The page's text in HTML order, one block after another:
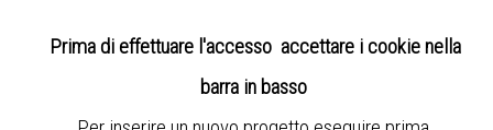
Prima di effettuare l'accesso accettare i cookie nella
barra in basso